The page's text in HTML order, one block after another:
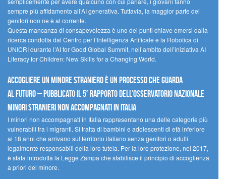
sempre più affidamento all’AI generativa. Tuttavia, la maggior parte dei
genitori non ne è al corrente.
Questa mancanza di consapevolezza è uno dei punti chiave emersi dalla
ricerca condotta dal Centro per l’Intelligenza Artificale e la Robotica di
UNICRI durante l’AI for Good Global Summit, nell’ambito dell’iniziativa AI
Literacy for Children: New Skills for a Changing World.
Accogliere un minore straniero è un processo che guarda
al futuro – Pubblicato il 5° rapporto dell’Osservatorio Nazionale
Minori Stranieri Non Accompagnati in Italia
I minori non accompagnati in Italia rappresentano una delle categorie più
vulnerabili tra i migranti. Si tratta di bambini e adolescenti di età inferiore
ai 18 anni che arrivano sul territorio italiano senza genitori o adulti
legalmente responsabili della loro tutela. Per la loro protezione, nel 2017,
è stata introdotta la Legge Zampa che stabilisce il principio di accoglienza
a priori del minore.